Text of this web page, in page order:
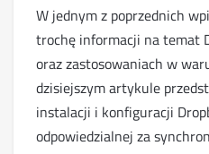
W jednym z poprzednich
trochę informacji na temat
oraz zastosowaniach w
dzisiejszym artykule
instalacji i konfiguracji
odpowiedzialnej za